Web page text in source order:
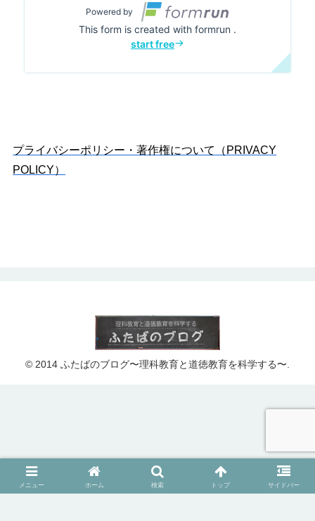
プライバシーポリシー・著作権について（PRIVACY
POLICY）
© 2014 ふたばのブログ〜理科教育と道徳教育を科学する〜.
メニュー ホーム 検索 トップ サイドバー